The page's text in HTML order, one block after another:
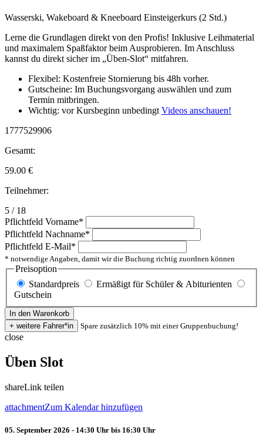
Wasserski, Wakeboard & Kneeboard Einsteigerkurs (2 Std.)
Lerne die Grundlagen direkt von den Profis! Inklusive Leihmaterial
und maximalem Spaßfaktor beim Ausprobieren. Im Anschluss
kannst du direkt sicher im „Üben-Slot“ mitfahren.
Flexibel: Kostenfreie Stornierung bis 48h vorher.
Gutscheine: Im Buchungsvorgang auswählen und zum
Termin mitbringen.
Wichtig: vor Kursbeginn unbedingt Videos anschauen!
1777529906
Gesamt:
59.00 €
Teilnehmer:
5 / 18
Pflichtfeld Vorname*
Pflichtfeld Nachname*
Pflichtfeld E-Mail*
* notwendige Angaben, damit wir die Buchung richtig zuordnen können
Preisoption
Standardpreis
Ermäßigt für Schüler & Abiturienten
Gutschein
Spare zusätzlich 10% mit einer Gruppenbuchung!
close
Üben Slot
shareLink teilen
attachmentZum Kalendar hinzufügen
05. September 2026 - 14:30 Uhr bis 16:30 Uhr